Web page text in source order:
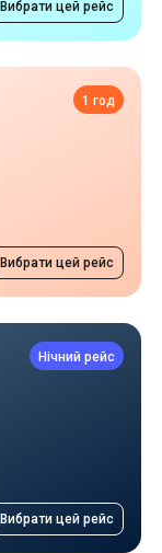
Вибрати цей рейс
1 год
Вибрати цей рейс
Нічний рейс
Вибрати цей рейс